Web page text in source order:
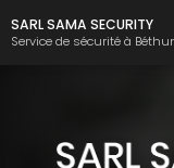
au
SARL SAMA SECURITY
Service de sécurité à